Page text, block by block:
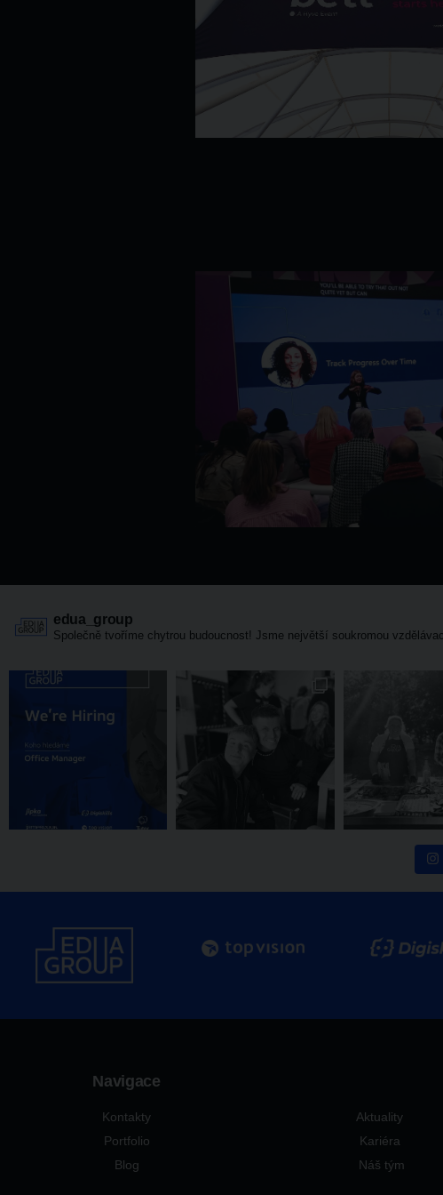
edua_group
Společně tvoříme chytrou budoucnost! Jsme největší soukromou
Navigace
Kontakty
Portfolio
Blog
Aktuality
Kariéra
Náš tým